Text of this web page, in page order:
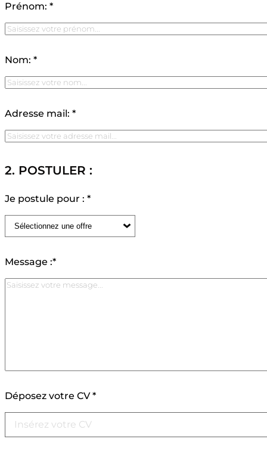
Prénom: *
Nom: *
Adresse mail: *
2. POSTULER :
Je postule pour : *
Message :*
Déposez votre CV *
Insérez votre CV